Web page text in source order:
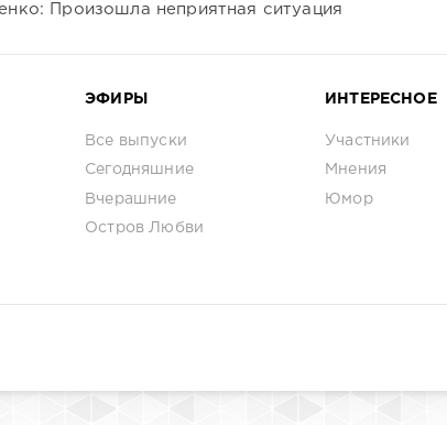
Произошла неприятная ситуация
ЭФИРЫ
Все выпуски
Сегодняшние
Вчерашние
Остров Любви
ИНТЕРЕСНОЕ
Участники
Мнения
Юмор